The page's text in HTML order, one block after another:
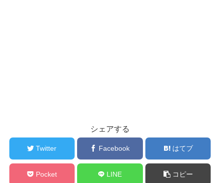
シェアする
Twitter Facebook はてブ
Pocket LINE コピー